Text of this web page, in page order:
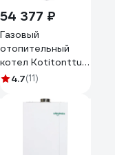
54 377 ₽
Газовый
отопительный
котел Kotitonttu
SUARI S17 DK 00-
4.7(11)